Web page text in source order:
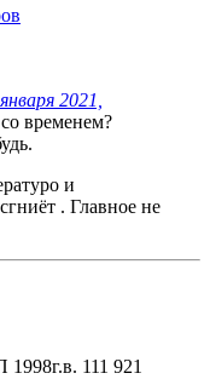
2021,
временем?
и
. Главное не
111 921